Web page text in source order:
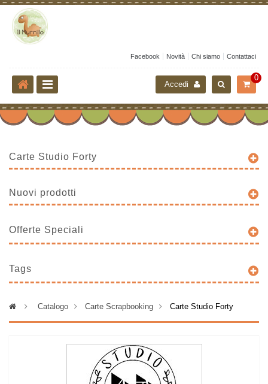
Facebook Novità Chi siamo Contattaci
0
Accedi
Carte Studio Forty
Nuovi prodotti
Offerte Speciali
Tags
> Catalogo > Carte Scrapbooking > Carte Studio Forty